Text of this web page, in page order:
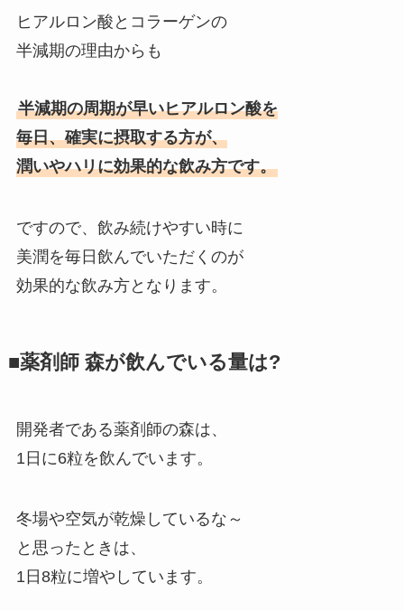
ヒアルロン酸とコラーゲンの
半減期の理由からも
半減期の周期が早いヒアルロン酸を
毎日、確実に摂取する方が、
潤いやハリに効果的な飲み方です。
ですので、飲み続けやすい時に
美潤を毎日飲んでいただくのが
効果的な飲み方となります。
■薬剤師 森が飲んでいる量は?
開発者である薬剤師の森は、
1日に6粒を飲んでいます。
冬場や空気が乾燥しているな～
と思ったときは、
1日8粒に増やしています。